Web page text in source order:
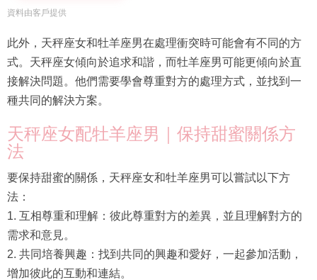
資料由客戶提供
此外，天秤座女和牡羊座男在處理衝突時可能會有不同的方
式。天秤座女傾向於追求和諧，而牡羊座男可能更傾向於直
接解決問題。他們需要學會尊重對方的處理方式，並找到一
種共同的解決方案。
天秤座女配牡羊座男｜保持甜蜜關係方
法
要保持甜蜜的關係，天秤座女和牡羊座男可以嘗試以下方
法：
1. 互相尊重和理解：彼此尊重對方的差異，並且理解對方的
需求和意見。
2. 共同培養興趣：找到共同的興趣和愛好，一起參加活動，
增加彼此的互動和連結。